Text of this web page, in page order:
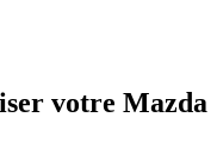
votre Mazda